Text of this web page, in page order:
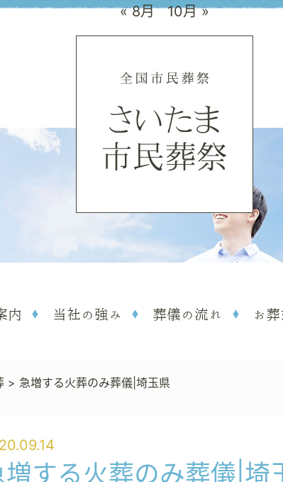
内 当社の強み 葬儀の流れ お
> 急増する火葬のみ葬儀|埼玉県
« 8月 10月 »
増する火葬のみ葬儀|埼